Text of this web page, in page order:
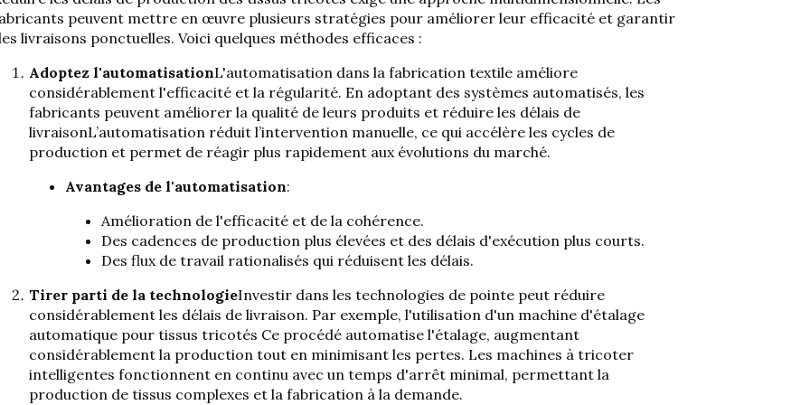
peuvent mettre en œuvre plusieurs stratégies pour améliorer leur efficacité et garantir
livraisons ponctuelles. Voici quelques méthodes efficaces :
Adoptez l'automatisationL'automatisation dans la fabrication textile améliore
considérablement l'efficacité et la régularité. En adoptant des systèmes automatisés, les
fabricants peuvent améliorer la qualité de leurs produits et réduire les délais de
livraisonL’automatisation réduit l’intervention manuelle, ce qui accélère les cycles de
production et permet de réagir plus rapidement aux évolutions du marché.
Avantages de l'automatisation:
Amélioration de l'efficacité et de la cohérence.
Des cadences de production plus élevées et des délais d'exécution plus courts.
Des flux de travail rationalisés qui réduisent les délais.
Tirer parti de la technologieInvestir dans les technologies de pointe peut réduire
considérablement les délais de livraison. Par exemple, l'utilisation d'un machine d'étalage
automatique pour tissus tricotés Ce procédé automatise l'étalage, augmentant
considérablement la production tout en minimisant les pertes. Les machines à tricoter
intelligentes fonctionnent en continu avec un temps d'arrêt minimal, permettant la
production de tissus complexes et la fabrication à la demande.